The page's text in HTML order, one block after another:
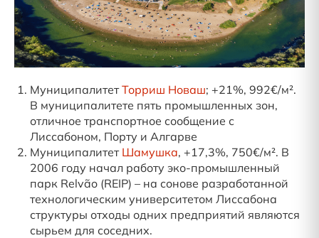
МуниципалитетТорриш Новаш; +21%, 992€/м².
В муниципалитете пять промышленных зон,
отличное транспортное сообщение с
Лиссабоном, Порту и Алгарве
Муниципалитет Шамушка, +17,3%, 750€/м². В
2006 году начал работу эко-промышленный
парк Relvão (REIP) – на сонове разработанной
технологическим университетом Лиссабона
структуры отходы одних предприятий являются
сырьем для соседних.